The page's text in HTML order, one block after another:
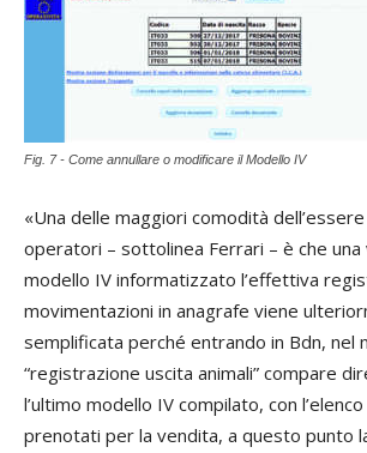
Fig. 7 - Come annullare o modificare il Modello IV
«Una delle maggiori comodità
operatori – sottolinea Ferrari – è che
modello IV informatizzato l’effettiva
movimentazioni in anagrafe viene
semplificata perché entrando in Bdn, nel
“registrazione uscita animali” compare
l’ultimo modello IV compilato, con
prenotati per la vendita, a questo punto